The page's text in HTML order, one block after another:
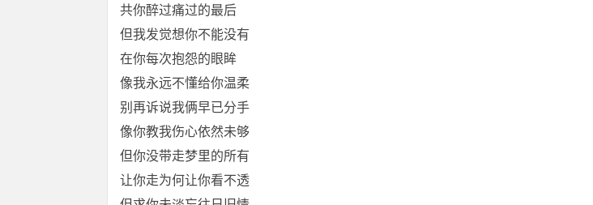
共你醉过痛过的最后
但我发觉想你不能没有
在你每次抱怨的眼眸
像我永远不懂给你温柔
别再诉说我俩早已分手
像你教我伤心依然未够
但你没带走梦里的所有
让你走为何让你看不透